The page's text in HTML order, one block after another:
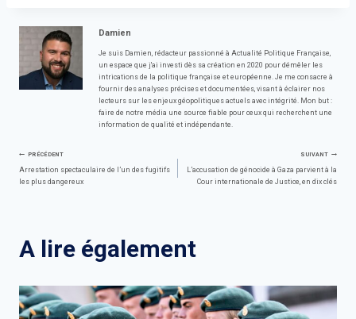
Damien
Je suis Damien, rédacteur passionné à Actualité Politique Française,
un espace que j'ai investi dès sa création en 2020 pour démêler les
intrications de la politique française et européenne. Je me consacre à
fournir des analyses précises et documentées, visant à éclairer nos
lecteurs sur les enjeux géopolitiques actuels avec intégrité. Mon but :
faire de notre média une source fiable pour ceux qui recherchent une
information de qualité et indépendante.
Navigation
PRÉCÉDENT
Arrestation spectaculaire de l’un des fugitifs
les plus dangereux
SUIVANT
L’accusation de génocide à Gaza parvient à la
Cour internationale de Justice, en dix clés
A lire également